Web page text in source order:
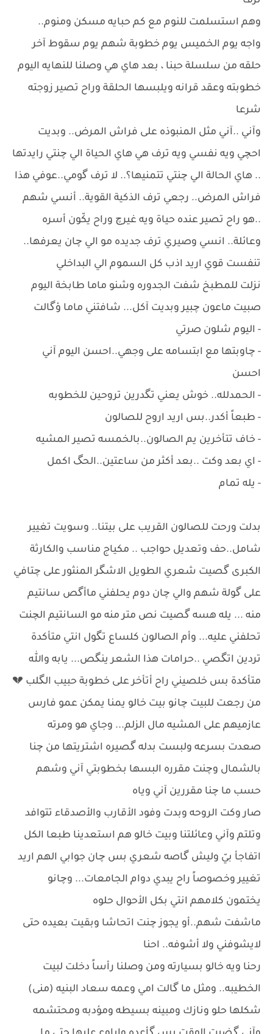
وهم استسلمت للنوم مع كم حبايه مسكن ومنوم..
واجه يوم الخميس يوم خطوبة شهم يوم سقوط آخر
حلقه من سلسلة حبنا ، بعد هاي هي وصلنا للنهايه اليوم
خطوبته وعقد قرانه ويلبسها الحلقة وراح تصير زوجته
شرعا
وآني ..آني مثل المنبوذه على فراش المرض.. وبديت
احچي ويه نفسي ويه ترف هي هاي الحياة الي چنتي رايدتها
.. هاي الحالة الي چنتي تتمنيها؟.. لا ترف گومي..عوفي هذا
فراش المرض.. رجعي ترف الذكية القوية.. أنسي شهم
..هو راح تصير عنده حياة ويه غيرچ وراح يكّون أسره
وعائلة.. انسي وصيري ترف جديده مو الي چان يعرفها..
تنفست قوي اريد اذب كل السموم الي البداخلي
نزلت للمطبخ شفت الجدوره وشنو ماما طابخة اليوم
صبيت ماعون چبير وبديت آكل... شافتني ماما ؤگالت
- اليوم شلون صرتي
- چاوبتها مع ابتسامه على وجهي..احسن اليوم آني
احسن
- الحمدلله.. خوش يعني تگدرين تروحين للخطوبه
- طبعاً أكدر..بس اريد اروح للصالون
- خاف تتأخرين يم الصالون..بالخمسه تصير المشيه
- اي بعد وكت ..بعد أكثر من ساعتين..الحگ اكمل
- يله تمام
بدلت ورحت للصالون القريب على بيتنا.. وسويت تغيير
شامل..حف وتعديل حواجب .. مكياج مناسب والكارثة
الكبرى گصيت شعري الطويل الاشگر المنثور على چتافي
على گولة شهم والي چان دوم يحلفني ماأگص سانتيم
منه ... يله هسه گصيت نص متر منه مو السانتيم الچنت
تحلفني عليه... وأم الصالون كلساع تگول انتي متأكدة
تردين اتگصي ..حرامات هذا الشعر ينگص... يابه والله
متأكدة بس خلصيني راح أتأخر على خطوبة حبيب الگلب 💔
من رجعت للبيت چانو بيت خالو يمنا يمكن عمو فارس
عازميهم على المشيه مال الزلم... وجاي هو ومرته
صعدت بسرعه ولبست بدله گصيره اشتريتها من چنا
بالشمال وچنت مقرره البسها بخطوبتي آني وشهم
حسب ما چنا مقررين آني وياه
صار وكت الروحه وبدت وفود الأقارب والأصدقاء تتوافد
وتلتم وآني وعائلتنا وبيت خالو هم استعدينا طبعا الكل
اتفاجأ بيّ وليش گاصه شعري بس چان جوابي الهم اريد
تغيير وخصوصاً راح يبدي دوام الجامعات... وچانو
يختمون كلامهم انتي بكل الأحوال حلوه
ماشفت شهم..أو يجوز چنت اتحاشا وبقيت بعيده حتى
لايشوفني ولا أشوفه.. احنا
رحنا ويه خالو بسيارته ومن وصلنا رأساً دخلت لبيت
الخطيبه.. ومثل ما گالت امي وعمه سعاد البنيه (منى)
شكلها حلو ونازك ومبينه بسيطه ومؤدبه ومحتشمه